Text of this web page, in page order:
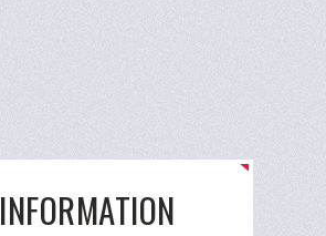
INFORMATION